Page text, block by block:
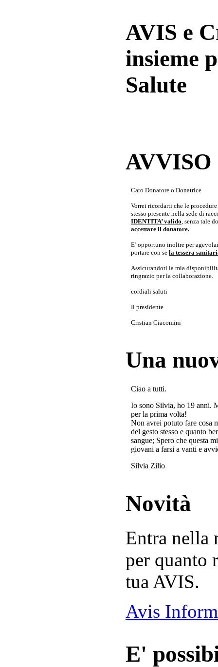
AVIS e
insieme
Salute
Caro Donatore o Donatrice
Vorrei ricordarti che le
stesso presente nella sede di
IDENTITA’ valido, senza tale
accettare il donatore.
E’ opportuno inoltre per
portare con se la tessera
Assicurandoti la mia
ringrazio per la collaborazione.
cordiali saluti
Il presidente
Cristian Giacomini
Una
Ciao a tutti.
Io sono Silvia, ho 19 anni.
per la prima volta!
Non avrei potuto fare cosa
del gesto stesso e quanto
sangue; Spero che questa
giovani a farsi a vanti e
Silvia Zilio
Novità
Entra nella
per quanto
tua AVIS.
Avis
E'